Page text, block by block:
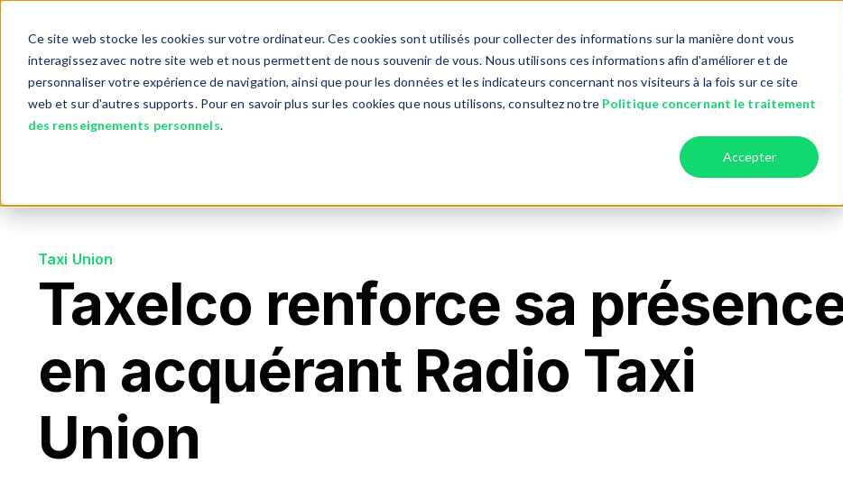
Ce site web stocke les cookies sur votre ordinateur. Ces cookies sont utilisés pour collecter des informations sur la manière dont vous
interagissez avec notre site web et nous permettent de nous souvenir de vous. Nous utilisons ces informations afin d'améliorer et de
personnaliser votre expérience de navigation, ainsi que pour les données et les indicateurs concernant nos visiteurs à la fois sur ce site
web et sur d'autres supports. Pour en savoir plus sur les cookies que nous utilisons, consultez notre Politique concernant le traitement
des renseignements personnels.
Accepter
Services Show submenu for Services
Objet Perdu? Taxi Collectif & Adapté Show submenu for Taxi collectif &
Entreprises Show submenu for
Chauffeurs À
Taxi Union
Taxelco renforce sa
en acquérant Radio Taxi
Union